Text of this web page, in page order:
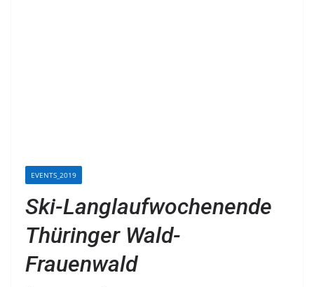
EVENTS_2019
Ski-Langlaufwochenende
Thüringer Wald-
Frauenwald